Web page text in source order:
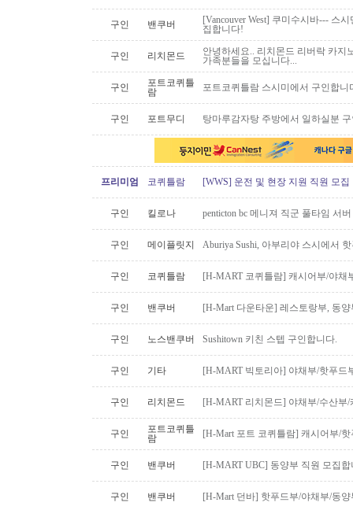
구인 밴쿠버
[Vancouver West] 쿠미수시바--- 스
집합니다!
구인 리치몬드
안녕하세요.. 리치몬드 리버락 카지
가족분들을 모십니다...
구인
포트코퀴틀
람
포트코퀴틀람 스시미에서 구인합니
구인 포트무디 탕마루감자탕 주방에서 일하실분
프리미엄 코퀴틀람 [WWS] 운전 및 현장 지원 직원 모집
구인 킬로나 penticton bc 메니져 직군 풀타임 서
구인 메이플릿지 Aburiya Sushi, 아부리야 스시에서
구인 코퀴틀람 [H-MART 코퀴틀람] 캐시어부/야채
구인 밴쿠버 [H-Mart 다운타운] 레스토랑부, 동
구인 노스밴쿠버 Sushitown 키친 스텝 구인합니다.
구인 기타 [H-MART 빅토리아] 야채부/핫푸드
구인 리치몬드 [H-MART 리치몬드] 야채부/수산부
구인
포트코퀴틀
람
[H-Mart 포트 코퀴틀람] 캐시어부/
구인 밴쿠버 [H-MART UBC] 동양부 직원 모집합
구인 밴쿠버 [H-Mart 던바] 핫푸드부/야채부/동